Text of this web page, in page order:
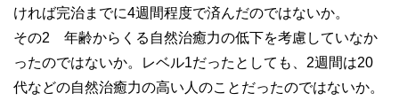
ければ完治までに4週間程度で済んだのではないか。
その2 年齢からくる自然治癒力の低下を考慮していなか
ったのではないか。レベル1だったとしても、2週間は20
代などの自然治癒力の高い人のことだったのではないか。